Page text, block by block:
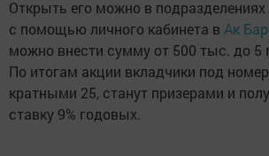
Открыть его можно в подразделениях
с помощью личного кабинета в Ак
можно внести сумму от 500 тыс. до 5
По итогам акции вкладчики под
кратными 25, станут призерами и
ставку 9% годовых.